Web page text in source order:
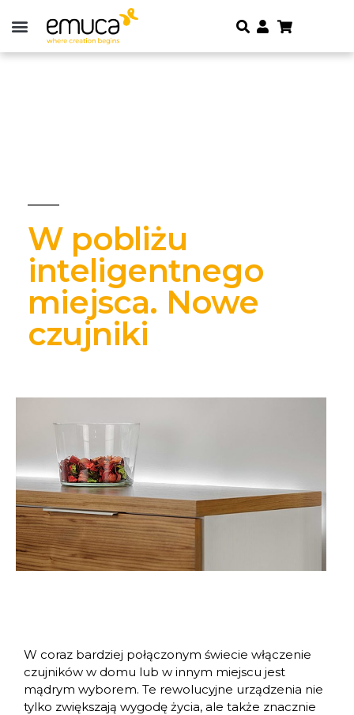
W pobliżu
inteligentnego
miejsca. Nowe
czujniki
W coraz bardziej połączonym świecie włączenie
czujników w domu lub w innym miejscu jest
mądrym wyborem. Te rewolucyjne urządzenia nie
tylko zwiększają wygodę życia, ale także znacznie